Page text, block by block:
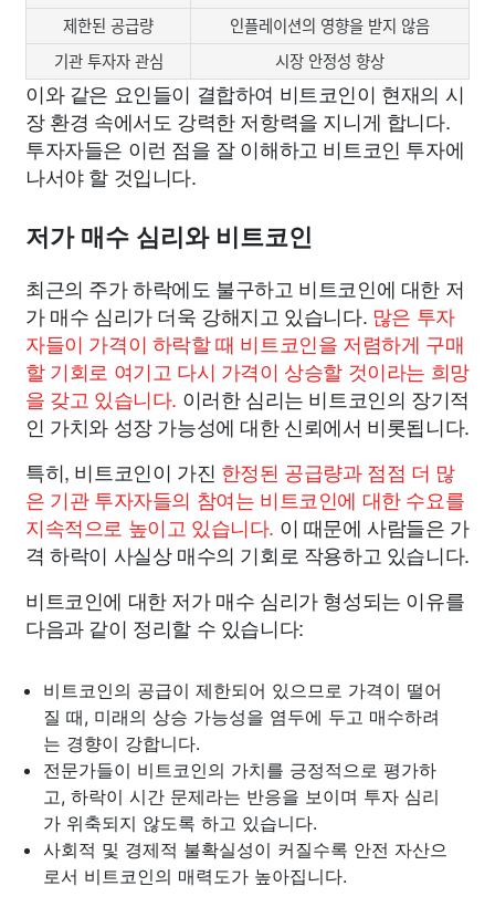
제한된 공급량
인플레이션의 영향을 받지 않음
기관 투자자 관심
시장 안정성 향상
이와 같은 요인들이 결합하여 비트코인이 현재의 시
장 환경 속에서도 강력한 저항력을 지니게 합니다.
투자자들은 이런 점을 잘 이해하고 비트코인 투자에
나서야 할 것입니다.
저가 매수 심리와 비트코인
최근의 주가 하락에도 불구하고 비트코인에 대한 저
가 매수 심리가 더욱 강해지고 있습니다. 많은 투자
자들이 가격이 하락할 때 비트코인을 저렴하게 구매
할 기회로 여기고 다시 가격이 상승할 것이라는 희망
을 갖고 있습니다. 이러한 심리는 비트코인의 장기적
인 가치와 성장 가능성에 대한 신뢰에서 비롯됩니다.
특히, 비트코인이 가진 한정된 공급량과 점점 더 많
은 기관 투자자들의 참여는 비트코인에 대한 수요를
지속적으로 높이고 있습니다. 이 때문에 사람들은 가
격 하락이 사실상 매수의 기회로 작용하고 있습니다.
비트코인에 대한 저가 매수 심리가 형성되는 이유를
다음과 같이 정리할 수 있습니다:
비트코인의 공급이 제한되어 있으므로 가격이 떨어
질 때, 미래의 상승 가능성을 염두에 두고 매수하려
는 경향이 강합니다.
전문가들이 비트코인의 가치를 긍정적으로 평가하
고, 하락이 시간 문제라는 반응을 보이며 투자 심리
가 위축되지 않도록 하고 있습니다.
사회적 및 경제적 불확실성이 커질수록 안전 자산으
로서 비트코인의 매력도가 높아집니다.